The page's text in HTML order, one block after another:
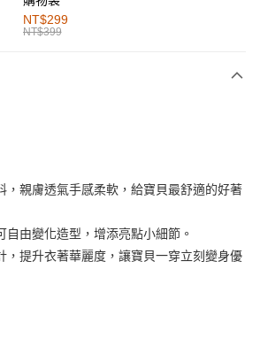
含以上)免運費
含以上)免運費
含以上)免運費
含以上)免運費
NT$299
NT$399
，親膚透氣手感柔軟，給寶貝最舒適的好著
自由變化造型，增添亮點小細節。
，提升衣著華麗度，讓寶貝一穿立刻變身優